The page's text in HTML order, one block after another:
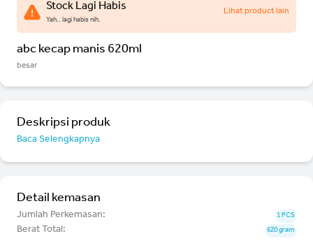
Stock Lagi Habis
Yah.. lagi habis nih.
Lihat product lain
abc kecap manis 620ml
besar
Deskripsi produk
Baca Selengkapnya
Detail kemasan
Jumlah Perkemasan: 1 PCS
Berat Total: 620 gram